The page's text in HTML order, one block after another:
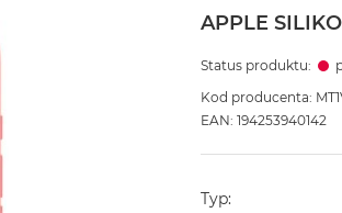
APPLE
Status produktu:
Kod producenta:
EAN: 194253940142
Typ